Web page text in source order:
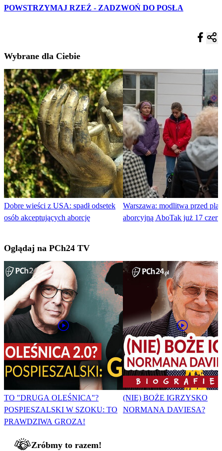
POWSTRZYMAJ RZEŹ - ZADZWOŃ DO POSŁA
Wybrane dla Ciebie
Dobre wieści z USA: spadł odsetek
osób akceptujących aborcję
Warszawa: modlitwa przed
aborcyjną AboTak już 17
Oglądaj na PCh24 TV
TO "DRUGA OLEŚNICA"?
POSPIESZALSKI W SZOKU: TO
PRAWDZIWA GROZA!
(NIE) BOŻE IGRZYSKO
NORMANA DAVIESA?
Zróbmy to razem!